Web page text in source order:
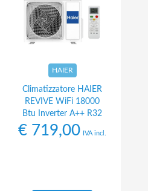
HAIER
Climatizzatore HAIER
REVIVE WiFi 18000
Btu Inverter A++ R32
€ 719,00 IVA incl.